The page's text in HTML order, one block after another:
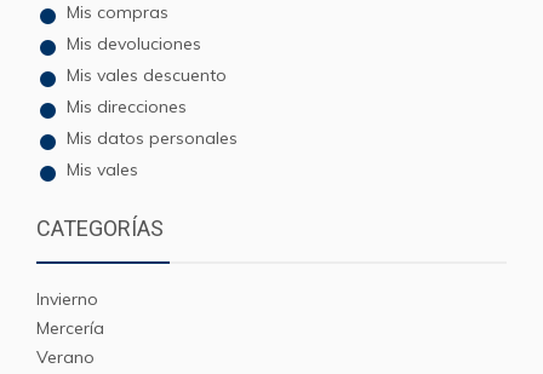
Mis compras
Mis devoluciones
Mis vales descuento
Mis direcciones
Mis datos personales
Mis vales
CATEGORÍAS
Invierno
Mercería
Verano